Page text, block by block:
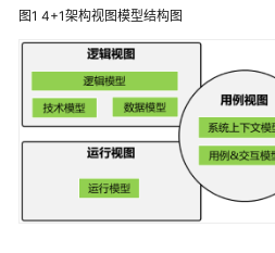
南
图1 4+1架构视图模型结构图